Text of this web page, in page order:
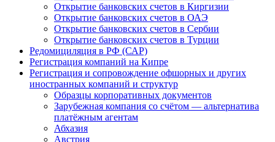
Открытие банковских счетов в Киргизии
Открытие банковских счетов в ОАЭ
Открытие банковских счетов в Сербии
Открытие банковских счетов в Турции
Редомициляция в РФ (САР)
Регистрация компаний на Кипре
Регистрация и сопровождение офшорных и других
иностранных компаний и структур
Образцы корпоративных документов
Зарубежная компания со счётом — альтернатива
платёжным агентам
Абхазия
Австрия